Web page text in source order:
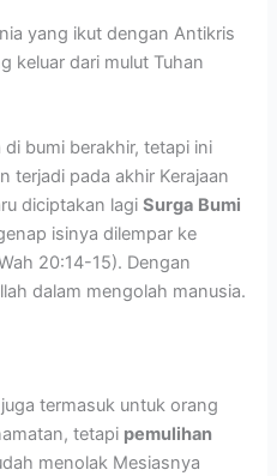
yang ikut dengan Antikris
keluar dari mulut Tuhan
bumi berakhir, tetapi ini
terjadi pada akhir Kerajaan
diciptakan lagiSurga Bumi
isinya dilempar ke
20:14-15). Dengan
dalam mengolah manusia.
termasuk untuk orang
tetapi pemulihan
menolak Mesiasnya